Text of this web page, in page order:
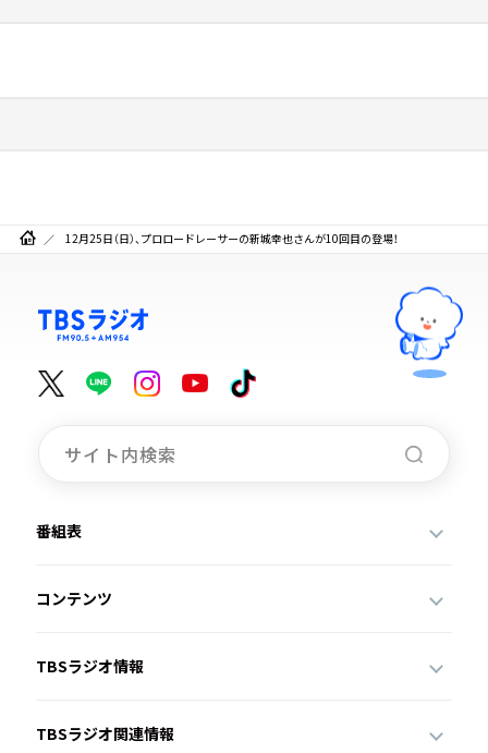
12月25日（日）、プロロードレーサーの新城幸也さんが10回目の登場！
番組表
コンテンツ
TBSラジオ情報
TBSラジオ関連情報